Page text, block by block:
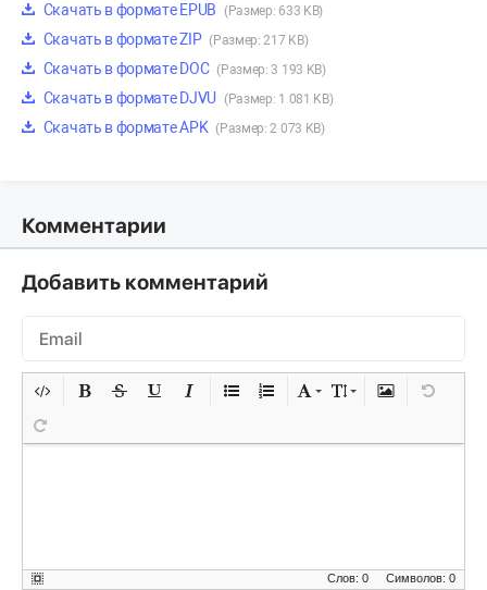
Скачать в формате EPUB (Размер: 633 KB)
Скачать в формате ZIP (Размер: 217 KB)
Скачать в формате DOC (Размер: 3 193 KB)
Скачать в формате DJVU (Размер: 1 081 KB)
Скачать в формате APK (Размер: 2 073 KB)
Комментарии
Добавить комментарий
Символов: 0
Слов: 0